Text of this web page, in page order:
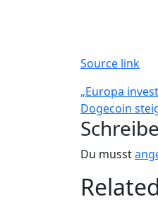
Source link
„Europa
Dogecoin
Du musst